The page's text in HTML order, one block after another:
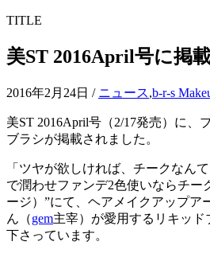
TITLE
美ST 2016April号に掲
2016年2月24日 / ニュース,b-r-s
美ST 2016April号（2/17発売）に、
ブラシが掲載されました。
「ツヤが欲しければ、チークなん
で潤わせファンデ2色使いならチー
ージ）”にて、ヘアメイクアップア
ん（gem主宰）が愛用するリキッ
下さっています。